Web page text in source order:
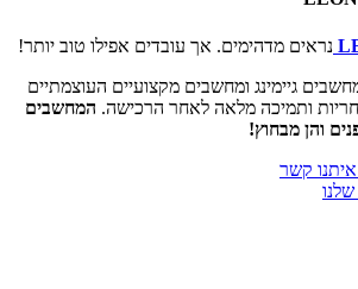
נראים מדהימים. אך עובדים אפילו טוב יותר!
גיימינג ומחשבים מקצועיים העוצמתיים
ותמיכה מלאה לאחר הרכישה. המחשבים
והן מבחוץ!
קשר